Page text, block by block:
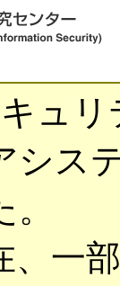
ュ
シス
、一